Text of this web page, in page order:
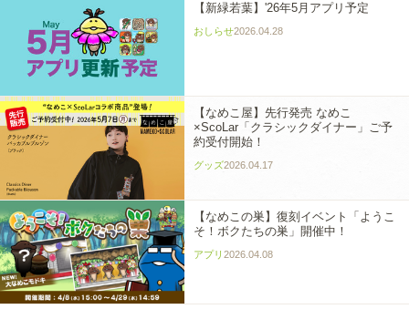
【新緑若葉】'26年5月アプリ予定
おしらせ2026.04.28
【なめこ屋】先行発売 なめこ
×ScoLar「クラシックダイナー」ご予
約受付開始！
グッズ2026.04.17
【なめこの巣】復刻イベント「ようこ
そ！ボクたちの巣」開催中！
アプリ 2026.04.08